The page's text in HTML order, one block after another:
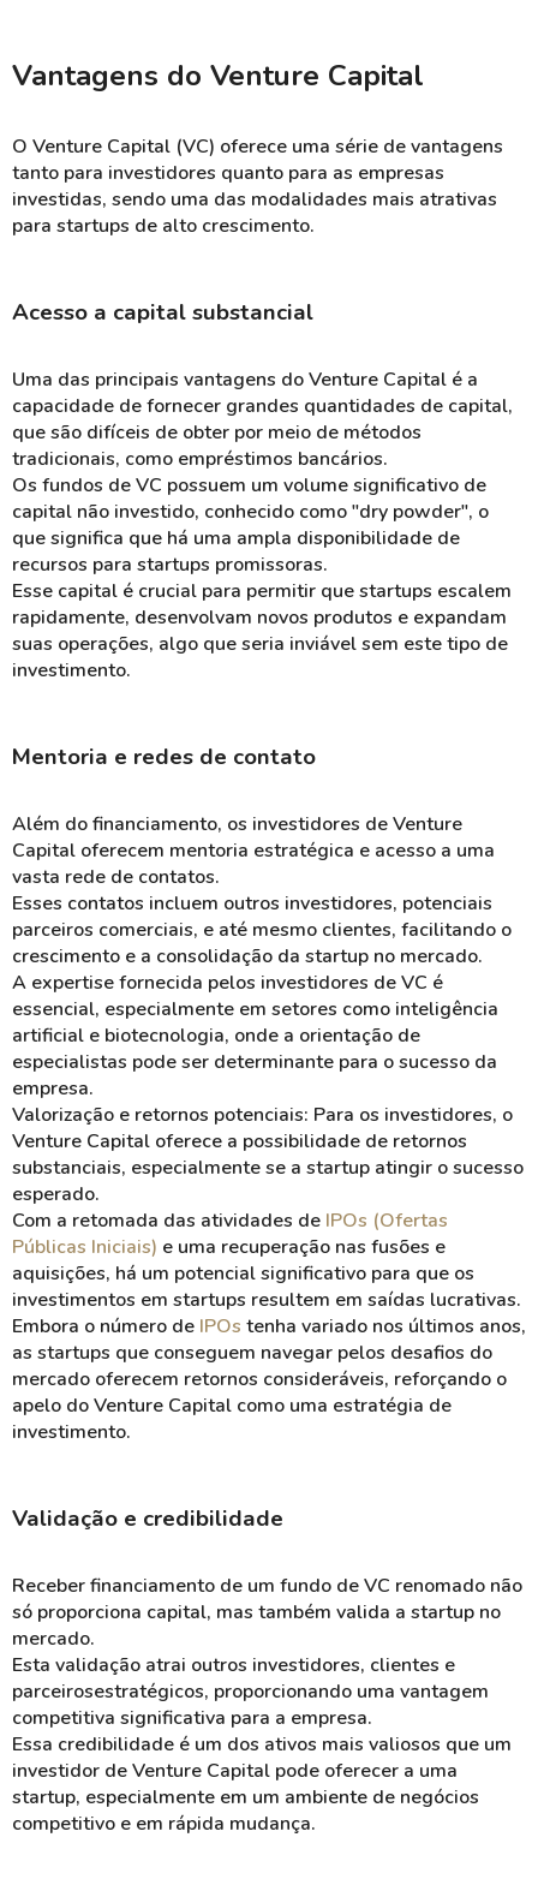
Vantagens do Venture Capital
O Venture Capital (VC) oferece uma série de vantagens
tanto para investidores quanto para as empresas
investidas, sendo uma das modalidades mais atrativas
para startups de alto crescimento.
Acesso a capital substancial
Uma das principais vantagens do Venture Capital é a
capacidade de fornecer grandes quantidades de capital,
que são difíceis de obter por meio de métodos
tradicionais, como empréstimos bancários.
Os fundos de VC possuem um volume significativo de
capital não investido, conhecido como "dry powder", o
que significa que há uma ampla disponibilidade de
recursos para startups promissoras.
Esse capital é crucial para permitir que startups escalem
rapidamente, desenvolvam novos produtos e expandam
suas operações, algo que seria inviável sem este tipo de
investimento.
Mentoria e redes de contato
Além do financiamento, os investidores de Venture
Capital oferecem mentoria estratégica e acesso a uma
vasta rede de contatos.
Esses contatos incluem outros investidores, potenciais
parceiros comerciais, e até mesmo clientes, facilitando o
crescimento e a consolidação da startup no mercado.
A expertise fornecida pelos investidores de VC é
essencial, especialmente em setores como inteligência
artificial e biotecnologia, onde a orientação de
especialistas pode ser determinante para o sucesso da
empresa.
Valorização e retornos potenciais: Para os investidores, o
Venture Capital oferece a possibilidade de retornos
substanciais, especialmente se a startup atingir o sucesso
esperado.
Com a retomada das atividades de IPOs (Ofertas
Públicas Iniciais) e uma recuperação nas fusões e
aquisições, há um potencial significativo para que os
investimentos em startups resultem em saídas lucrativas.
Embora o número de IPOs tenha variado nos últimos anos,
as startups que conseguem navegar pelos desafios do
mercado oferecem retornos consideráveis, reforçando o
apelo do Venture Capital como uma estratégia de
investimento.
Validação e credibilidade
Receber financiamento de um fundo de VC renomado não
só proporciona capital, mas também valida a startup no
mercado.
Esta validação atrai outros investidores, clientes e
parceirosestratégicos, proporcionando uma vantagem
competitiva significativa para a empresa.
Essa credibilidade é um dos ativos mais valiosos que um
investidor de Venture Capital pode oferecer a uma
startup, especialmente em um ambiente de negócios
competitivo e em rápida mudança.